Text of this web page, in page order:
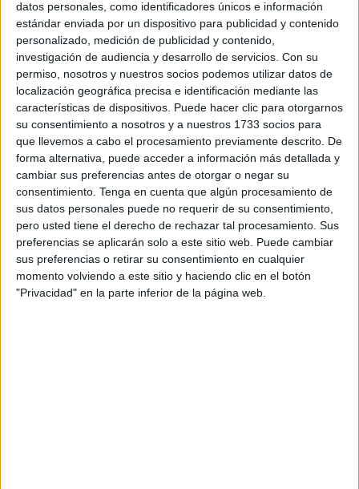
datos personales, como identificadores únicos e información
estándar enviada por un dispositivo para publicidad y contenido
personalizado, medición de publicidad y contenido,
investigación de audiencia y desarrollo de servicios. Con su
permiso, nosotros y nuestros socios podemos utilizar datos de
localización geográfica precisa e identificación mediante las
características de dispositivos. Puede hacer clic para otorgarnos
su consentimiento a nosotros y a nuestros 1733 socios para
que llevemos a cabo el procesamiento previamente descrito. De
forma alternativa, puede acceder a información más detallada y
cambiar sus preferencias antes de otorgar o negar su
consentimiento. Tenga en cuenta que algún procesamiento de
sus datos personales puede no requerir de su consentimiento,
pero usted tiene el derecho de rechazar tal procesamiento. Sus
preferencias se aplicarán solo a este sitio web. Puede cambiar
sus preferencias o retirar su consentimiento en cualquier
momento volviendo a este sitio y haciendo clic en el botón
"Privacidad" en la parte inferior de la página web.
afirmado que “el Estado Español ignora”, el sindicato ha
señalado que tiene consecuencias “en el desarrollo
formativo de las profesionales de las que hablamos, a
saber, Técnicos de Laboratorio Clínico y Biomédico,
Técnicos Superiores de Anatomía Patológica y
Citodiagnóstico, Técnicos Superiores en Imagen para el
diagnóstico y de Medicina Nuclear, y Técnicos Superiores
en Radioterapia y dosimetría”.
A esto hay que sumarle que “esa diferencia formativa,
tanto en contenidos como en número de horas lectivas,
trae como consecuencia una traba insuperable por la que
nuestros Técnicos Superiores, no pueden ejercer su
puesto en el resto de países de la Unión Europea”.